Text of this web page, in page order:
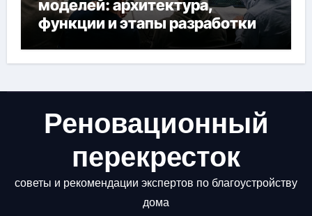
моделей: архитектура,
функции и этапы разработки
Реновационный
перекресток
советы и рекомендации экспертов по благоустройству
дома